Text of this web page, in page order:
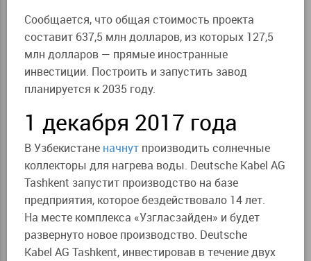
Сообщается, что общая стоимость проекта
составит 637,5 млн долларов, из которых 127,5
млн долларов — прямые иностранные
инвестиции. Построить и запустить завод
планируется к 2035 году.
1 декабря 2017 года
В Узбекистане начнут производить солнечные
коллекторы для нагрева воды. Deutsche Kabel AG
Tashkent запустит производство на базе
предприятия, которое бездействовало 14 лет.
На месте комплекса «Узгласзайден» и будет
развернуто новое производство. Deutsche
Kabel AG Tashkent, инвестировав в течение двух